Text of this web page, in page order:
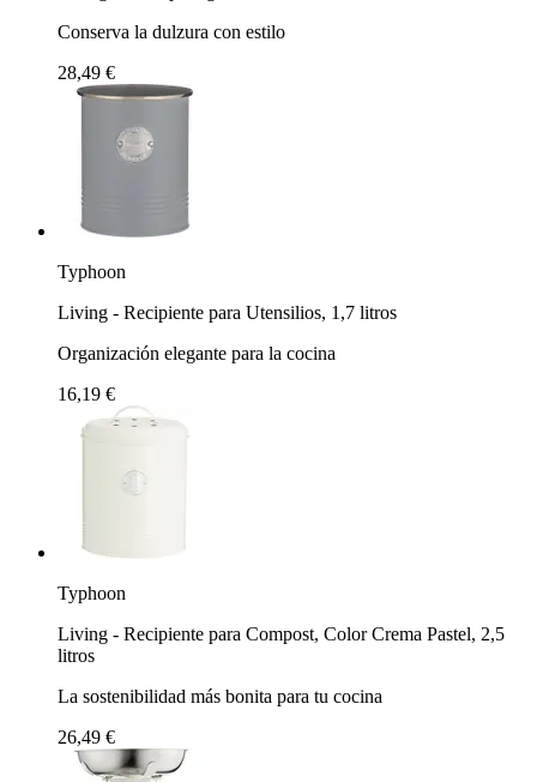
Conserva la dulzura con estilo
28,49 €
Typhoon
Living - Recipiente para Utensilios, 1,7 litros
Organización elegante para la cocina
16,19 €
Typhoon
Living - Recipiente para Compost, Color Crema Pastel, 2,5
litros
La sostenibilidad más bonita para tu cocina
26,49 €